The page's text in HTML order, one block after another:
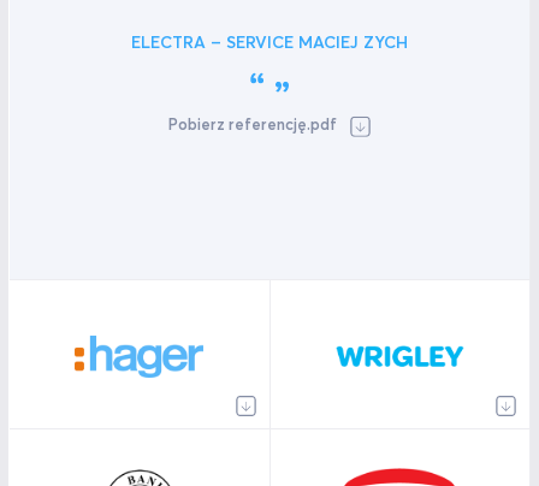
ELECTRA – SERVICE MACIEJ ZYCH
Pobierz referencję.pdf